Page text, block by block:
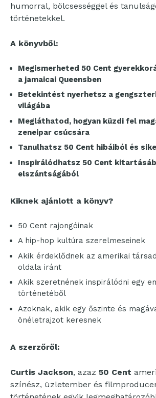
humorral, bölcsességgel és
történetekkel.
A könyvből:
Megismerheted 50 Cent
a jamaicai Queensben
Betekintést nyerhetsz a
világába
Megláthatod, hogyan küzdi fel
zeneipar csúcsára
Tanulhatsz 50 Cent hibáiból és
Inspirálódhatsz 50 Cent
elszántságából
Kiknek ajánlott a könyv?
50 Cent rajongóinak
A hip-hop kultúra szerelmeseinek
Akik érdeklődnek az amerikai
oldala iránt
Akik szeretnének inspirálódni egy
történetéből
Azoknak, akik egy őszinte és
önéletrajzot keresnek
A szerzőről:
Curtis Jackson, azaz 50 Cent
színész, üzletember és